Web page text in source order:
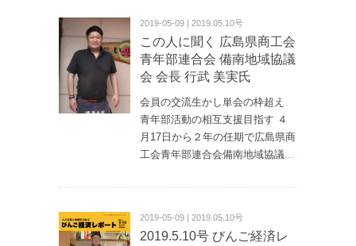
2019-05-09 | 2019.05.10号
この人に聞く 広島県商工会
青年部連合会 備南地域協議
会 会長 行武 美実氏
会員の交流生かし単会の枠超え
青年部活動の相互支援目指す ４
月17日から２年の任期で広島県商
工会青年部連合会備南地域協議...
2019-05-09 | 2019.05.10号
2019.5.10号 びんご経済レ